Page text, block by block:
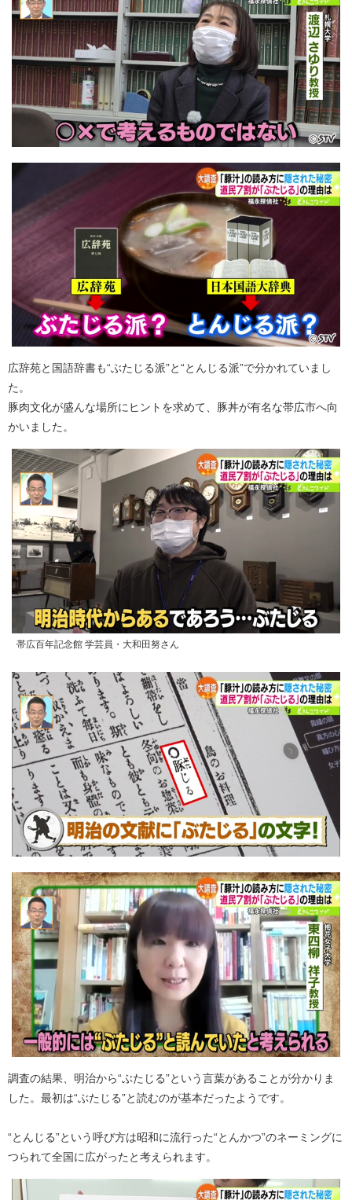
広辞苑と国語辞書も“ぶたじる派”と“とんじる派”で分かれていまし
た。
豚肉文化が盛んな場所にヒントを求めて、豚丼が有名な帯広市へ向
かいました。
帯広百年記念館 学芸員・大和田努さん
調査の結果、明治から“ぶたじる”という言葉があることが分かりま
した。最初は“ぶたじる”と読むのが基本だったようです。
“とんじる”という呼び方は昭和に流行った“とんかつ”のネーミングに
つられて全国に広がったと考えられます。